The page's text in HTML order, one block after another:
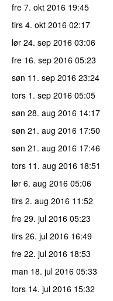
fre 7. okt 2016 19:45
tirs 4. okt 2016 02:17
lør 24. sep 2016 03:06
fre 16. sep 2016 05:23
søn 11. sep 2016 23:24
tors 1. sep 2016 05:05
søn 28. aug 2016 14:17
søn 21. aug 2016 17:50
søn 21. aug 2016 17:46
tors 11. aug 2016 18:51
lør 6. aug 2016 05:06
tirs 2. aug 2016 11:52
fre 29. jul 2016 05:23
tirs 26. jul 2016 16:49
fre 22. jul 2016 18:53
man 18. jul 2016 05:33
tors 14. jul 2016 15:32